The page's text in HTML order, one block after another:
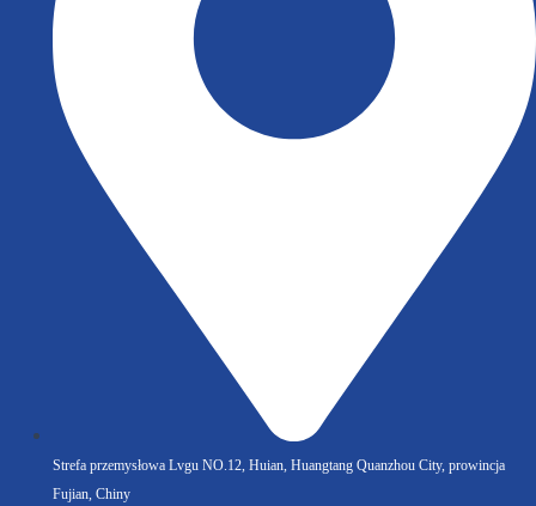
Strefa przemysłowa Lvgu NO.12, Huian, Huangtang Quanzhou City, prowincja
Fujian, Chiny